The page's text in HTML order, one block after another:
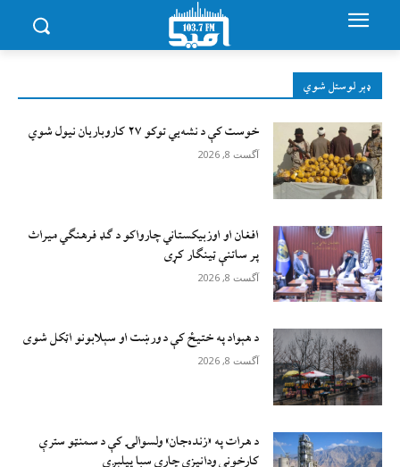
ډېر لوستل شوي
خوست کې د نشه‌يي توکو ۲۷ کاروباریان نیول شوي
آگست 8, 2026
افغان او اوزبیکستاني چارواکو د ګډ فرهنګي میراث
پر ساتنې ټینګار کړی
آگست 8, 2026
د هېواد په ختیځ کې د ورښت او سېلابونو اټکل شوی
آگست 8, 2026
د هرات په «زنده‌جان» ولسوالۍ کې د سمنټو سترې
کارخونې ودانیزې چارې سبا پیلېږي